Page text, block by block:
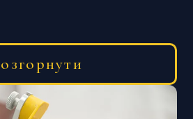
мають таку ж
але
або білого